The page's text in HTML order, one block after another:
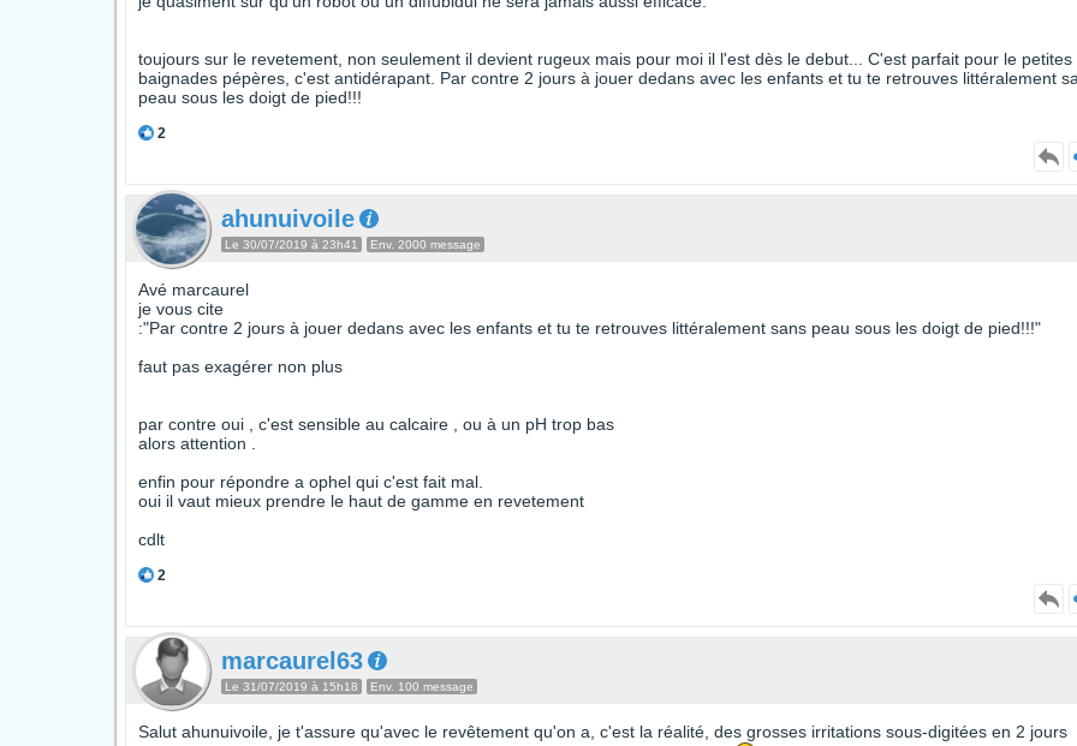
toujours sur le revetement, non seulement il devient rugeux mais pour moi il l'est dès le debut... C'est parfait pour le petites
baignades pépères, c'est antidérapant. Par contre 2 jours à jouer dedans avec les enfants et tu te retrouves littéralement
peau sous les doigt de pied!!!
2
ahunuivoile
Le 30/07/2019 à 23h41 Env. 2000 message
Avé marcaurel
je vous cite
:"Par contre 2 jours à jouer dedans avec les enfants et tu te retrouves littéralement sans peau sous les doigt de pied!!!"
faut pas exagérer non plus
par contre oui , c'est sensible au calcaire , ou à un pH trop bas
alors attention .
enfin pour répondre a ophel qui c'est fait mal.
oui il vaut mieux prendre le haut de gamme en revetement
cdlt
2
marcaurel63
Le 31/07/2019 à 15h18 Env. 100 message
Salut ahunuivoile, je t'assure qu'avec le revêtement qu'on a, c'est la réalité, des grosses irritations sous-digitées en 2 jours